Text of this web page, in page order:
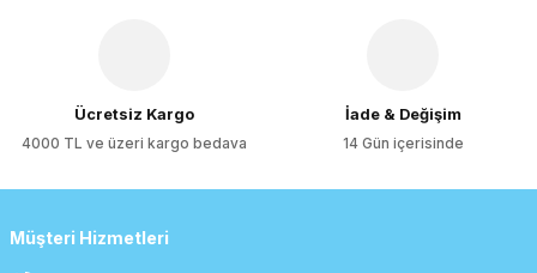
Ücretsiz Kargo
4000 TL ve üzeri kargo bedava
İade & Değişim
14 Gün içerisinde
Müşteri Hizmetleri